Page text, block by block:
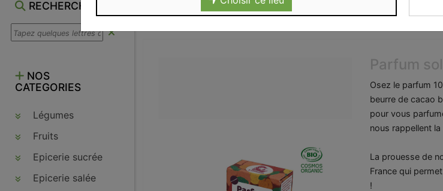
RECHERCHE
NOS
CATEGORIES
Légumes
Fruits
Epicerie sucrée
Epicerie salée
Parfum
Osez le parfum
beurre de cacao
pour vous
nous rappellent
La prouesse de
France qui
!